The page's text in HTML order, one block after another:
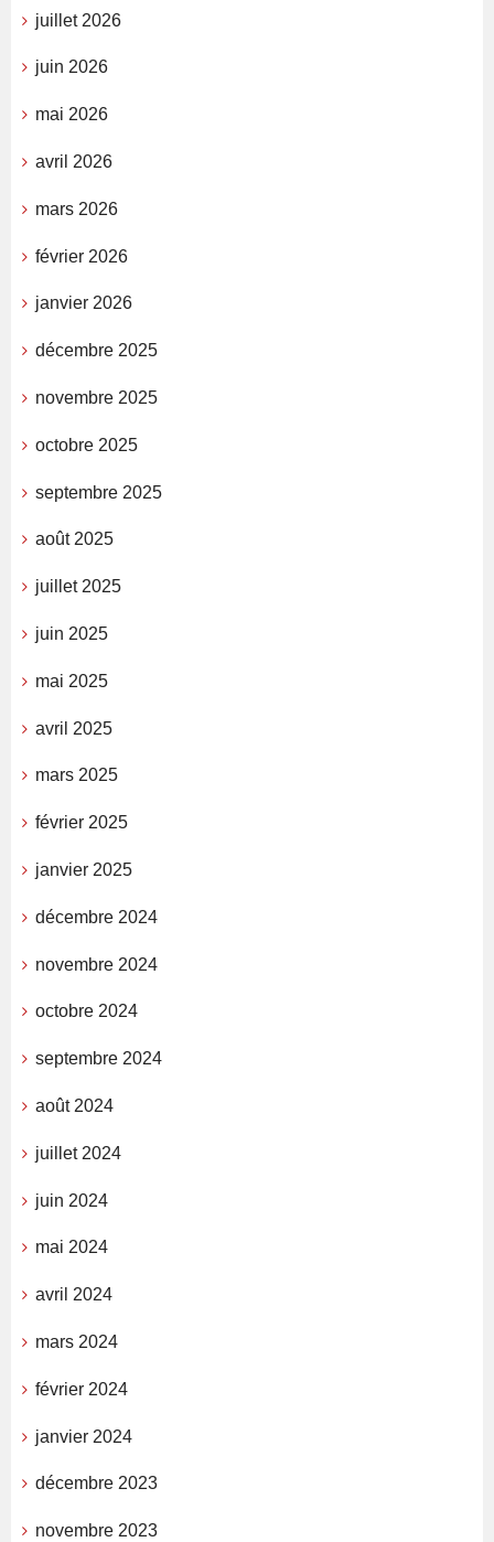
juillet 2026
juin 2026
mai 2026
avril 2026
mars 2026
février 2026
janvier 2026
décembre 2025
novembre 2025
octobre 2025
septembre 2025
août 2025
juillet 2025
juin 2025
mai 2025
avril 2025
mars 2025
février 2025
janvier 2025
décembre 2024
novembre 2024
octobre 2024
septembre 2024
août 2024
juillet 2024
juin 2024
mai 2024
avril 2024
mars 2024
février 2024
janvier 2024
décembre 2023
novembre 2023